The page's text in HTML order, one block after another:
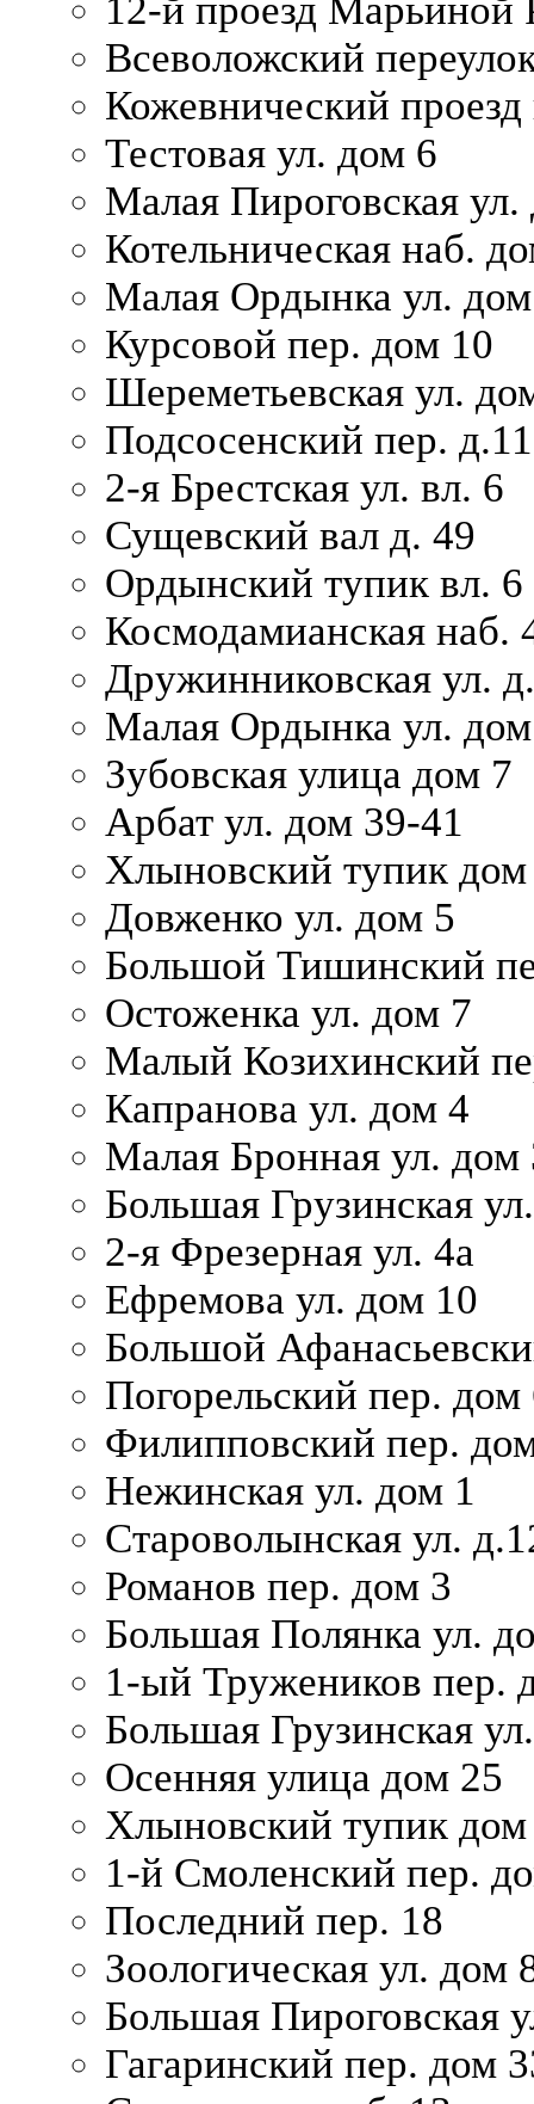
12-й проезд Марьиной
Всеволожский
Кожевнический проезд
Тестовая ул. дом 6
Малая Пироговская
Котельническая наб.
Малая Ордынка ул.
Курсовой пер. дом 10
Шереметьевская ул.
Подсосенский пер. д.11
2-я Брестская ул. вл. 6
Сущевский вал д. 49
Ордынский тупик вл. 6
Космодамианская наб.
Дружинниковская ул.
Малая Ордынка ул.
Зубовская улица дом 7
Арбат ул. дом 39-41
Хлыновский тупик
Довженко ул. дом 5
Большой Тишинский
Остоженка ул. дом 7
Малый Козихинский
Капранова ул. дом 4
Малая Бронная ул. дом
Большая Грузинская
2-я Фрезерная ул. 4а
Ефремова ул. дом 10
Большой
Погорельский пер. дом
Филипповский пер.
Нежинская ул. дом 1
Староволынская ул.
Романов пер. дом 3
Большая Полянка ул.
1-ый Тружеников пер.
Большая Грузинская
Осенняя улица дом 25
Хлыновский тупик
1-й Смоленский пер.
Последний пер. 18
Зоологическая ул. дом
Большая Пироговская
Гагаринский пер. дом